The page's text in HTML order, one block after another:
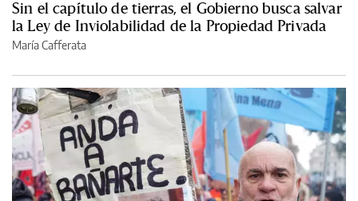
Sin el capítulo de tierras, el Gobierno busca salvar
la Ley de Inviolabilidad de la Propiedad Privada
María Cafferata